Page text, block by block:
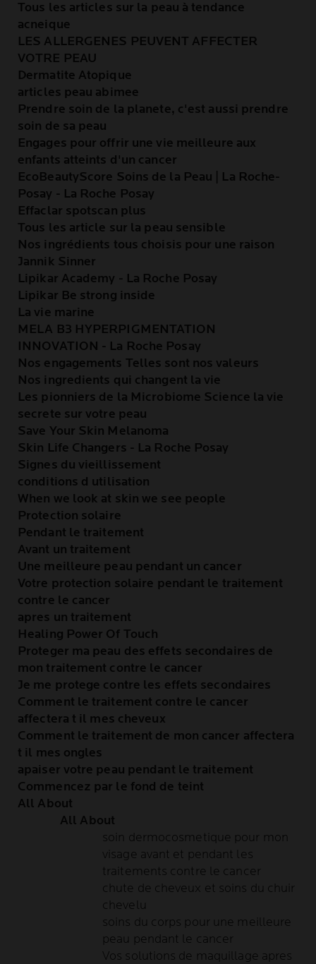
Tous les articles sur la peau à tendance
acneique
LES ALLERGENES PEUVENT AFFECTER
VOTRE PEAU
Dermatite Atopique
articles peau abimee
Prendre soin de la planete, c'est aussi prendre
soin de sa peau
Engages pour offrir une vie meilleure aux
enfants atteints d'un cancer
EcoBeautyScore Soins de la Peau | La Roche-
Posay - La Roche Posay
Effaclar spotscan plus
Tous les article sur la peau sensible
Nos ingrédients tous choisis pour une raison
Jannik Sinner
Lipikar Academy - La Roche Posay
Lipikar Be strong inside
La vie marine
MELA B3 HYPERPIGMENTATION
INNOVATION - La Roche Posay
Nos engagements Telles sont nos valeurs
Nos ingredients qui changent la vie
Les pionniers de la Microbiome Science la vie
secrete sur votre peau
Save Your Skin Melanoma
Skin Life Changers - La Roche Posay
Signes du vieillissement
conditions d utilisation
When we look at skin we see people
Protection solaire
Pendant le traitement
Avant un traitement
Une meilleure peau pendant un cancer
Votre protection solaire pendant le traitement
contre le cancer
apres un traitement
Healing Power Of Touch
Proteger ma peau des effets secondaires de
mon traitement contre le cancer
Je me protege contre les effets secondaires
Comment le traitement contre le cancer
affectera t il mes cheveux
Comment le traitement de mon cancer affectera
t il mes ongles
apaiser votre peau pendant le traitement
Commencez par le fond de teint
All About
All About
soin dermocosmetique pour mon
visage avant et pendant les
traitements contre le cancer
chute de cheveux et soins du chuir
chevelu
soins du corps pour une meilleure
peau pendant le cancer
Vos solutions de maquillage apres